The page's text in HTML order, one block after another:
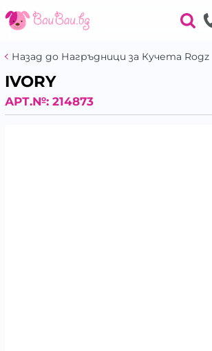
Назад до Нагръдници за Кучета Rogz
IVORY
АРТ.№: 214873